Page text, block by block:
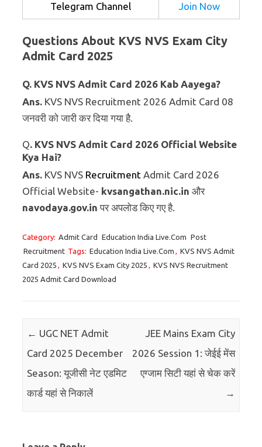
Telegram Channel Join Now
Questions About KVS NVS Exam City
Admit Card 2025
Q. KVS NVS Admit Card 2026 Kab Aayega?
Ans. KVS NVS Recruitment 2026 Admit Card 08
जनवरी को जारी कर दिया गया है.
Q. KVS NVS Admit Card 2026 Official Website
Kya Hai?
Ans. KVS NVS Recruitment Admit Card 2026
Official Website- kvsangathan.nic.in और
navodaya.gov.in पर अपलोड किए गए है.
Category: Admit Card Education India Live.Com Post
Recruitment Tags: Education India Live.Com , KVS NVS Admit
Card 2025 , KVS NVS Exam City 2025 , KVS NVS Recruitment
2025 Admit Card Download
Post navigation
← UGC NET Admit
Card 2025 December
Season: यूजीसी नेट एडमिट
कार्ड यहां से निकालें
JEE Mains Exam City
2026 Session 1: जेईई मेंस
एग्जाम सिटी यहां से चेक करें
→